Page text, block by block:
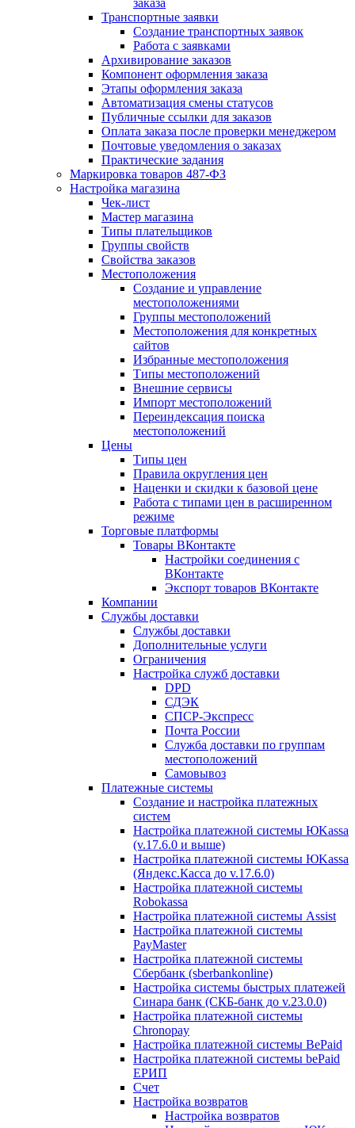
заказа
Транспортные заявки
Создание транспортных заявок
Работа с заявками
Архивирование заказов
Компонент оформления заказа
Этапы оформления заказа
Автоматизация смены статусов
Публичные ссылки для заказов
Оплата заказа после проверки менеджером
Почтовые уведомления о заказах
Практические задания
Маркировка товаров 487-ФЗ
Настройка магазина
Чек-лист
Мастер магазина
Типы плательщиков
Группы свойств
Свойства заказов
Местоположения
Создание и управление
местоположениями
Группы местоположений
Местоположения для конкретных
сайтов
Избранные местоположения
Типы местоположений
Внешние сервисы
Импорт местоположений
Переиндексация поиска
местоположений
Цены
Типы цен
Правила округления цен
Наценки и скидки к базовой цене
Работа с типами цен в расширенном
режиме
Торговые платформы
Товары ВКонтакте
Настройки соединения с
ВКонтакте
Экспорт товаров ВКонтакте
Компании
Службы доставки
Службы доставки
Дополнительные услуги
Ограничения
Настройка служб доставки
DPD
СДЭК
СПСР-Экспресс
Почта России
Служба доставки по группам
местоположений
Самовывоз
Платежные системы
Создание и настройка платежных
систем
Настройка платежной системы ЮKassa
(v.17.6.0 и выше)
Настройка платежной системы ЮKassa
(Яндекс.Касса до v.17.6.0)
Настройка платежной системы
Robokassa
Настройка платежной системы Assist
Настройка платежной системы
PayMaster
Настройка платежной системы
Сбербанк (sberbankonline)
Настройка системы быстрых платежей
Синара банк (СКБ-банк до v.23.0.0)
Настройка платежной системы
Chronopay
Настройка платежной системы BePaid
Настройка платежной системы bePaid
ЕРИП
Счет
Настройка возвратов
Настройка возвратов